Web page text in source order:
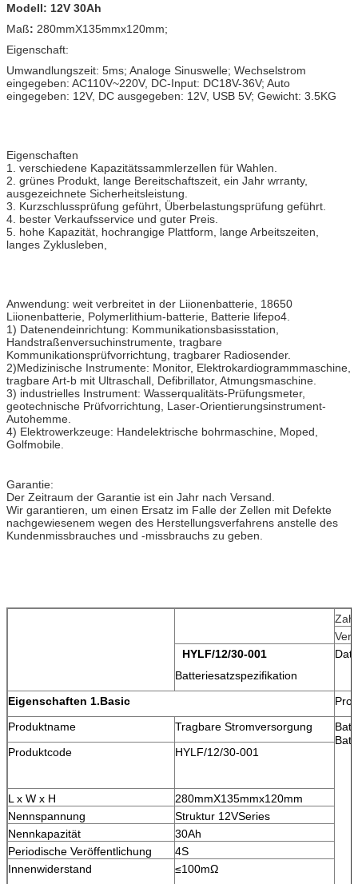
Modell: 12V 30Ah
Maß: 280mmX135mmx120mm;
Eigenschaft:
Umwandlungszeit: 5ms; Analoge Sinuswelle; Wechselstrom
eingegeben: AC110V~220V, DC-Input: DC18V-36V; Auto
eingegeben: 12V, DC ausgegeben: 12V, USB 5V; Gewicht: 3.5KG
Eigenschaften
1. verschiedene Kapazitätssammlerzellen für Wahlen.
2. grünes Produkt, lange Bereitschaftszeit, ein Jahr wrranty,
ausgezeichnete Sicherheitsleistung.
3. Kurzschlussprüfung geführt, Überbelastungsprüfung geführt.
4. bester Verkaufsservice und guter Preis.
5. hohe Kapazität, hochrangige Plattform, lange Arbeitszeiten,
langes Zyklusleben,
Anwendung: weit verbreitet in der Liionenbatterie, 18650
Liionenbatterie, Polymerlithium-batterie, Batterie lifepo4.
1) Datenendeinrichtung: Kommunikationsbasisstation,
Handstraßenversuchinstrumente, tragbare
Kommunikationsprüfvorrichtung, tragbarer Radiosender.
2)Medizinische Instrumente: Monitor, Elektrokardiogrammmaschine,
tragbare Art-b mit Ultraschall, Defibrillator, Atmungsmaschine.
3) industrielles Instrument: Wasserqualitäts-Prüfungsmeter,
geotechnische Prüfvorrichtung, Laser-Orientierungsinstrument-
Autohemme.
4) Elektrowerkzeuge: Handelektrische bohrmaschine, Moped,
Golfmobile.
Garantie:
Der Zeitraum der Garantie ist ein Jahr nach Versand.
Wir garantieren, um einen Ersatz im Falle der Zellen mit Defekte
nachgewiesenem wegen des Herstellungsverfahrens anstelle des
Kundenmissbrauches und -missbrauchs zu geben.
Zahl
HYLF/12/30-001
Batteriesatzspezifikation
Eigenschaften 1.Basic
Produktname
Tragbare Stromversorgung
Produktcode
HYLF/12/30-001
L x W x H
280mmX135mmx120mm
Nennspannung
Struktur 12VSeries
Nennkapazität
30Ah
Periodische Veröffentlichung
4S
Innenwiderstand
≤100mΩ